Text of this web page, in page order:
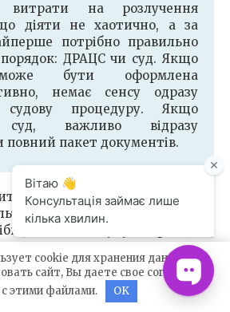
витрати на розлучення
діяти не хаотично, а за
потрібно правильно
ДРАЦС чи суд. Якщо
бути оформлена
немає сенсу одразу
судову процедуру. Якщо
суд, важливо відразу
повний пакет документів.
на базовому аналізі ситуації.
може показати, які
до якого суду звертатися,
сплатити і чи можна провести
Це часто дешевше, ніж
після самостійної подачі.
cookie для хранения данных.
сайт, Вы даете свое согласие на
этими файлами.
OK